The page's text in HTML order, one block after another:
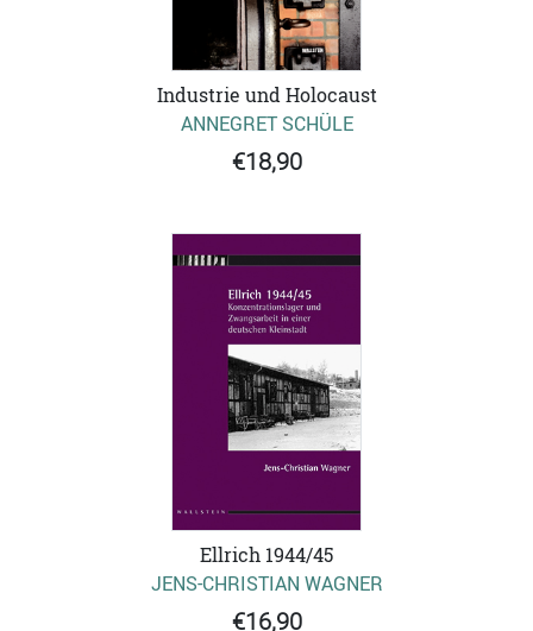
Industrie und Holocaust
ANNEGRET SCHÜLE
€18,90
Ellrich 1944/45
JENS-CHRISTIAN WAGNER
€16,90